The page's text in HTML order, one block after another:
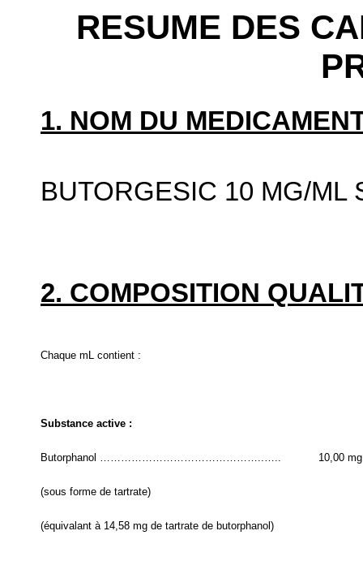
RESUME DES
1. NOM DU
BUTORGESIC 10 MG/ML
2. COMPOSITION
Chaque mL contient :
Substance active :
Butorphanol ………………………………………..….. 10,00 mg
(sous forme de tartrate)
(équivalant à 14,58 mg de tartrate de butorphanol)